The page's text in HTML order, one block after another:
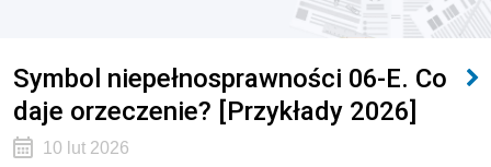
Symbol niepełnosprawności 06-E. Co
daje orzeczenie? [Przykłady 2026]
10 lut 2026